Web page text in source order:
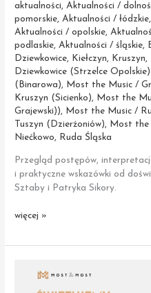
aktualności,Aktualności /
pomorskie,Aktualności / łódzkie
Aktualności / opolskie,
podlaskie,Aktualności / śląskie,
Dziewkowice, Kiełczyn, Kruszyn,
Dziewkowice (Strzelce
(Binarowa), Most the Music /
Kruszyn (Sicienko),
Most the
Grajewski)), Most the Music /
Tuszyn (Dzierżoniów), Most the
Niećkowo, Ruda Śląska
Przegląd postępów,
i praktyczne wskazówki od
Sztaby i Patryka Sikory.
Most
ostatnie
więcej »